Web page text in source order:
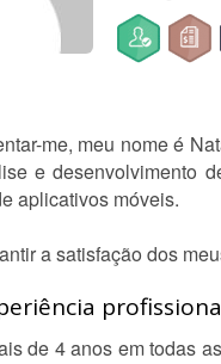
me, meu nome é
e desenvolvimento
aplicativos móveis.
a satisfação dos
de 4 anos em todas